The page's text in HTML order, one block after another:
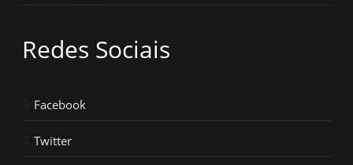
Redes Sociais
Facebook
Twitter